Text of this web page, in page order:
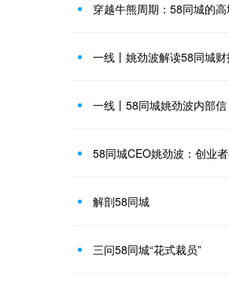
穿越牛熊周期：58同城的
一线丨姚劲波解读58同城
一线丨58同城姚劲波内部
58同城CEO姚劲波：创业
解剖58同城
三问58同城“花式裁员”